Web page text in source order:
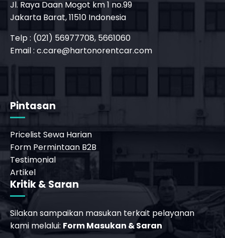
Jl. Raya Daan Mogot km 1 no.99
Jakarta Barat, 11510 Indonesia
Telp : (021) 56977708, 5661060
Email : c.care@hartonorentcar.com
Pintasan
Pricelist Sewa Harian
Form Permintaan B2B
Testimonial
Artikel
Kritik & Saran
Silakan sampaikan masukan terkait pelayanan
kami melalui: Form Masukan & Saran